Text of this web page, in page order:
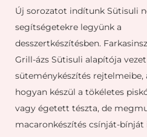
Új sorozatot indítunk Sütisuli
segítségetekre legyünk a
desszertkészítésben.
Grill-ázs Sütisuli alapítója
süteménykészítés
hogyan készül a tökéletes
vagy égetett tészta, de
macaronkészítés csínját-bínját